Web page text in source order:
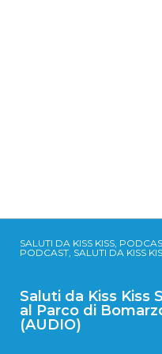
SALUTI DA KISS KISS,
PODCAST, SALUTI DA KISS
Saluti da Kiss Kiss
al Parco di
(AUDIO)